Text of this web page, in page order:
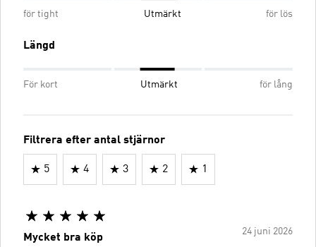
för tight Utmärkt för lös
Längd
För kort Utmärkt för lång
Filtrera efter antal stjärnor
5 4 3 2 1
24 juni 2026
Mycket bra köp